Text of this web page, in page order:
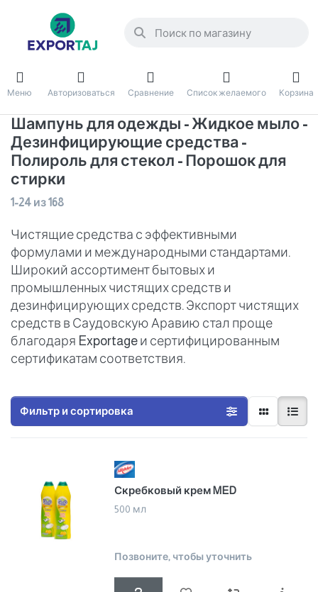
Меню Авторизоваться Сравнение Список желаемого Корзина
Шампунь для одежды - Жидкое мыло -
Дезинфицирующие средства -
Полироль для стекол - Порошок для
стирки
1-24 из168
Чистящие средства с эффективными
формулами и международными стандартами.
Широкий ассортимент бытовых и
промышленных чистящих средств и
дезинфицирующих средств. Экспорт чистящих
средств в Саудовскую Аравию стал проще
благодаря Exportage и сертифицированным
сертификатам соответствия.
Фильтр и сортировка
Скребковый крем MED
500 мл
Позвоните, чтобы уточнить